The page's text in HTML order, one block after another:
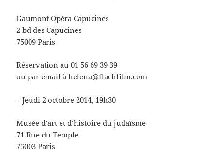
Gaumont Opéra Capucines
2 bd des Capucines
75009 Paris
Réservation au 01 56 69 39 39
ou par email à helena@flachfilm.com
– Jeudi 2 octobre 2014, 19h30
Musée d’art et d’histoire du judaïsme
71 Rue du Temple
75003 Paris